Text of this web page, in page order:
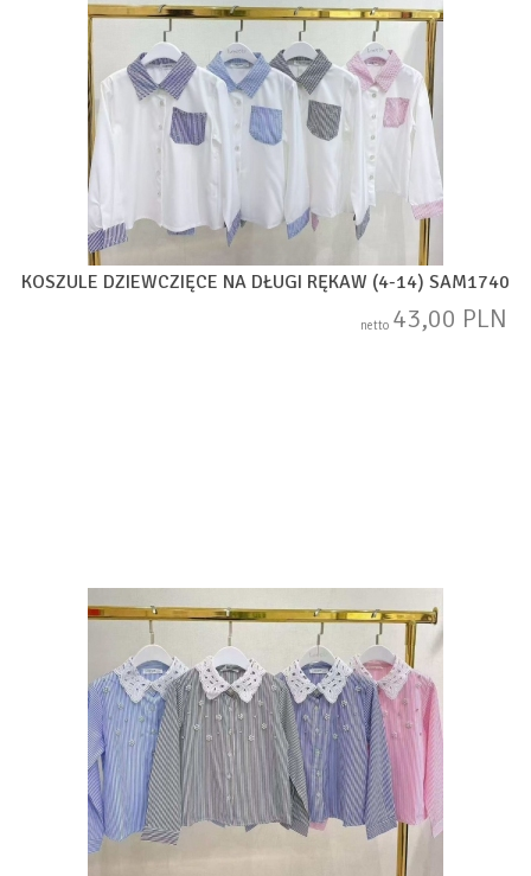
KOSZULE DZIEWCZIĘCE NA DŁUGI RĘKAW (4-14) SAM1740
netto 43,00 PLN